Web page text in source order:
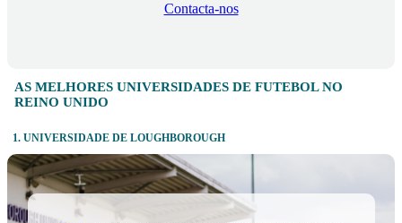
Contacta-nos
AS MELHORES UNIVERSIDADES DE FUTEBOL NO
REINO UNIDO
1. UNIVERSIDADE DE LOUGHBOROUGH